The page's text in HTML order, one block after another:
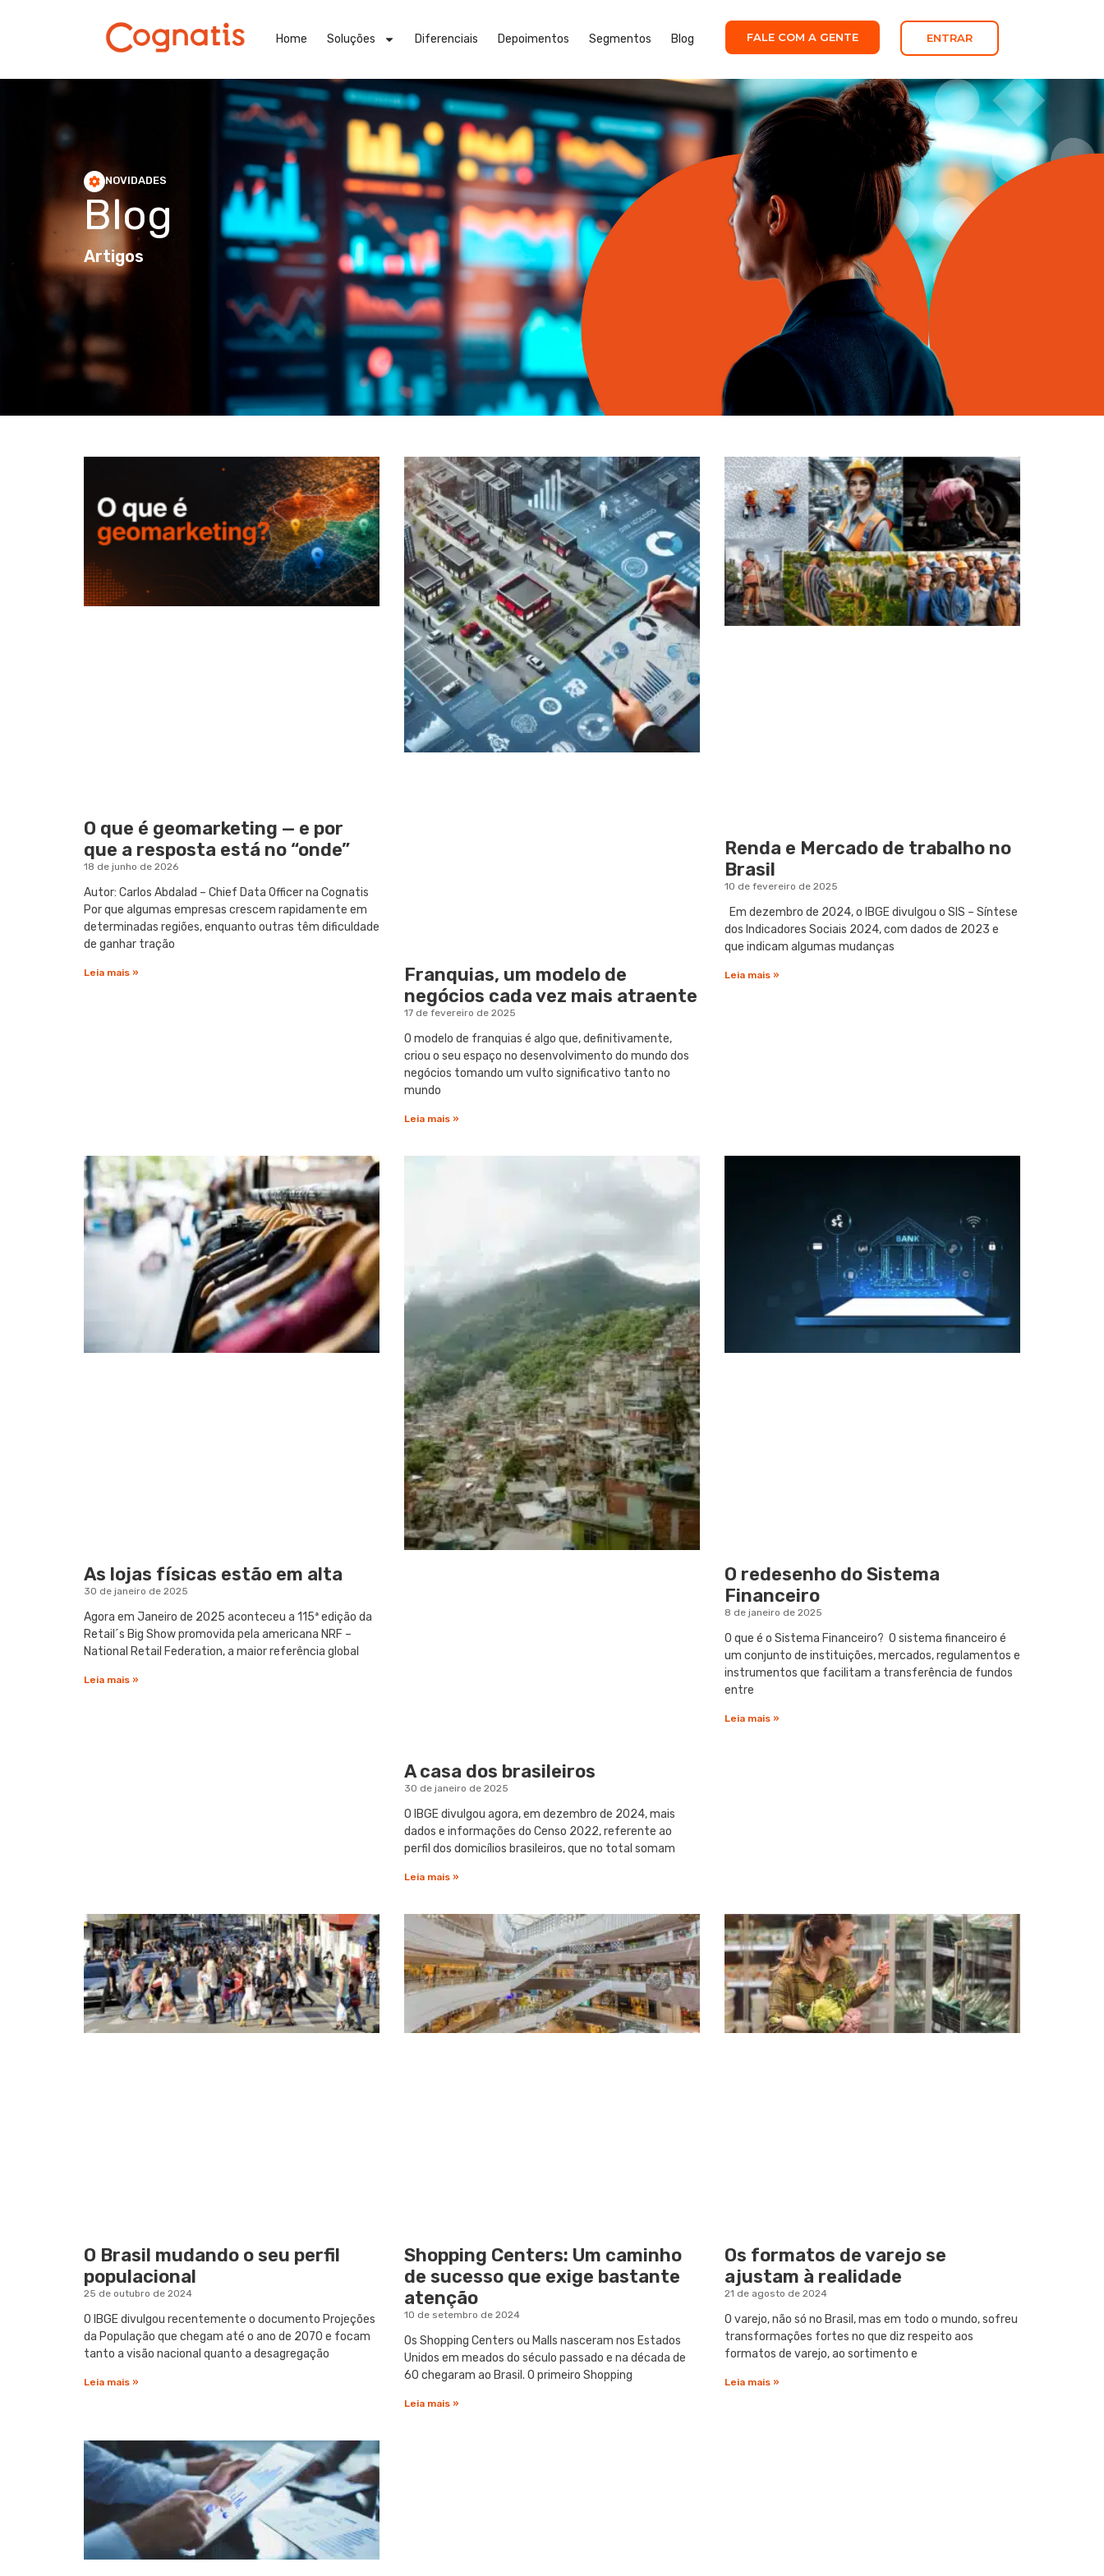
Home Soluções Diferenciais Depoimentos Segmentos Blog FALE COM A GENTE ENTRAR
NOVIDADES
Blog
Artigos
O que é geomarketing — e por
que a resposta está no “onde”
18 de junho de 2026
Autor: Carlos Abdalad – Chief Data Officer na Cognatis
Por que algumas empresas crescem rapidamente em
determinadas regiões, enquanto outras têm dificuldade
de ganhar tração
Leia mais »
Franquias, um modelo de
negócios cada vez mais atraente
17 de fevereiro de 2025
O modelo de franquias é algo que, definitivamente,
criou o seu espaço no desenvolvimento do mundo dos
negócios tomando um vulto significativo tanto no
mundo
Leia mais »
Renda e Mercado de trabalho no
Brasil
10 de fevereiro de 2025
Em dezembro de 2024, o IBGE divulgou o SIS – Síntese
dos Indicadores Sociais 2024, com dados de 2023 e
que indicam algumas mudanças
Leia mais »
As lojas físicas estão em alta
30 de janeiro de 2025
Agora em Janeiro de 2025 aconteceu a 115ª edição da
Retail´s Big Show promovida pela americana NRF –
National Retail Federation, a maior referência global
Leia mais »
A casa dos brasileiros
30 de janeiro de 2025
O IBGE divulgou agora, em dezembro de 2024, mais
dados e informações do Censo 2022, referente ao
perfil dos domicílios brasileiros, que no total somam
Leia mais »
O redesenho do Sistema
Financeiro
8 de janeiro de 2025
O que é o Sistema Financeiro? O sistema financeiro é
um conjunto de instituições, mercados, regulamentos e
instrumentos que facilitam a transferência de fundos
entre
Leia mais »
O Brasil mudando o seu perfil
populacional
25 de outubro de 2024
O IBGE divulgou recentemente o documento Projeções
da População que chegam até o ano de 2070 e focam
tanto a visão nacional quanto a desagregação
Leia mais »
Shopping Centers: Um caminho
de sucesso que exige bastante
atenção
10 de setembro de 2024
Os Shopping Centers ou Malls nasceram nos Estados
Unidos em meados do século passado e na década de
60 chegaram ao Brasil. O primeiro Shopping
Leia mais »
Os formatos de varejo se
ajustam à realidade
21 de agosto de 2024
O varejo, não só no Brasil, mas em todo o mundo, sofreu
transformações fortes no que diz respeito aos
formatos de varejo, ao sortimento e
Leia mais »